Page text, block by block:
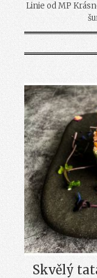
Linie od MP
Skvělý